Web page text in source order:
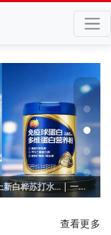
纯甄推出「每日益瓶BUFF系列」新品，元气森林上新白桦苏打水... | 一周热闻
查看更多